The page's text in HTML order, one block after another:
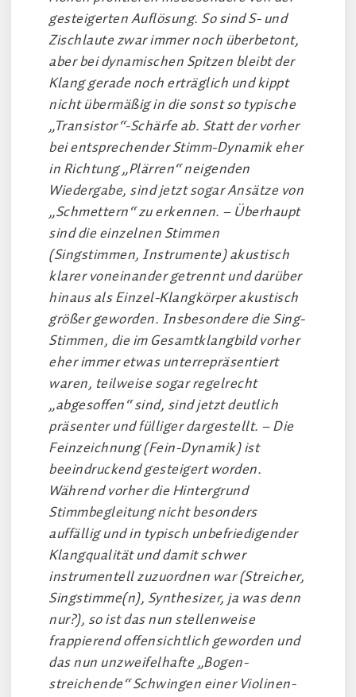
gesteigerten Auflösung. So sind S- und
Zischlaute zwar immer noch überbetont,
aber bei dynamischen Spitzen bleibt der
Klang gerade noch erträglich und kippt
nicht übermäßig in die sonst so typische
„Transistor“-Schärfe ab. Statt der vorher
bei entsprechender Stimm-Dynamik eher
in Richtung „Plärren“ neigenden
Wiedergabe, sind jetzt sogar Ansätze von
„Schmettern“ zu erkennen. – Überhaupt
sind die einzelnen Stimmen
(Singstimmen, Instrumente) akustisch
klarer voneinander getrennt und darüber
hinaus als Einzel-Klangkörper akustisch
größer geworden. Insbesondere die Sing-
Stimmen, die im Gesamtklangbild vorher
eher immer etwas unterrepräsentiert
waren, teilweise sogar regelrecht
„abgesoffen“ sind, sind jetzt deutlich
präsenter und fülliger dargestellt. – Die
Feinzeichnung (Fein-Dynamik) ist
beeindruckend gesteigert worden.
Während vorher die Hintergrund
Stimmbegleitung nicht besonders
auffällig und in typisch unbefriedigender
Klangqualität und damit schwer
instrumentell zuzuordnen war (Streicher,
Singstimme(n), Synthesizer, ja was denn
nur?), so ist das nun stellenweise
frappierend offensichtlich geworden und
das nun unzweifelhafte „Bogen-
streichende“ Schwingen einer Violinen-